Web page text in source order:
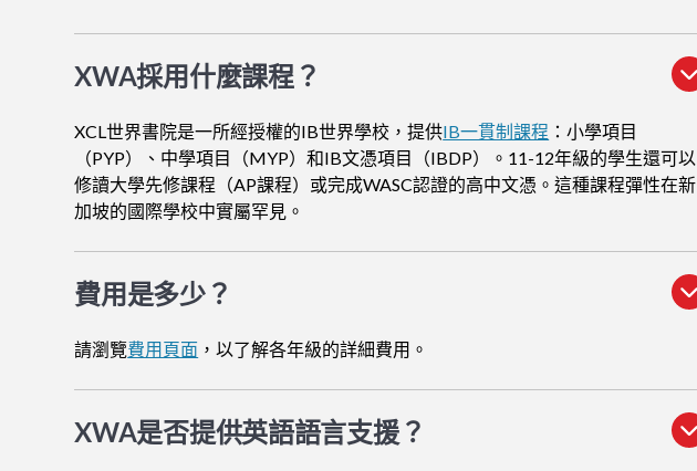
XWA採用什麼課程？
XCL世界書院是一所經授權的IB世界學校，提供IB一貫制課程 ：小學項目
（PYP）、中學項目（MYP）和IB文憑項目（IBDP）。11-12年級的學生還可以
修讀大學先修課程（AP課程）或完成WASC認證的高中文憑。這種課程彈性在新
加坡的國際學校中實屬罕見。
費用是多少？
請瀏覽費用頁面 ，以了解各年級的詳細費用。
XWA是否提供英語語言支援？